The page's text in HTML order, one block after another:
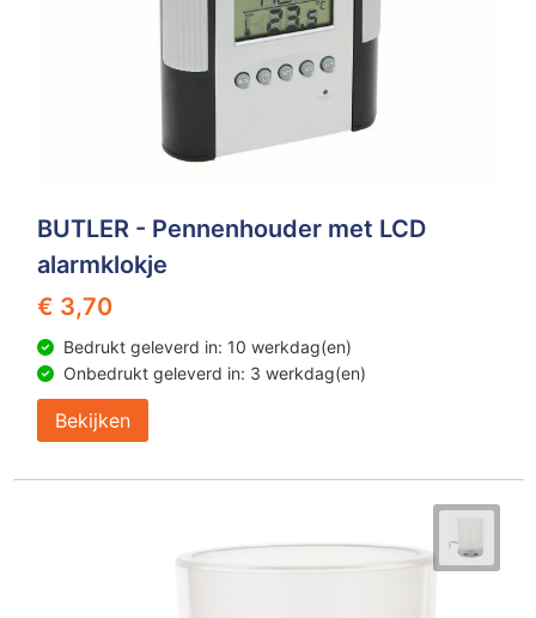
BUTLER - Pennenhouder met LCD
alarmklokje
€ 3,70
Bedrukt geleverd in: 10 werkdag(en)
Onbedrukt geleverd in: 3 werkdag(en)
Bekijken